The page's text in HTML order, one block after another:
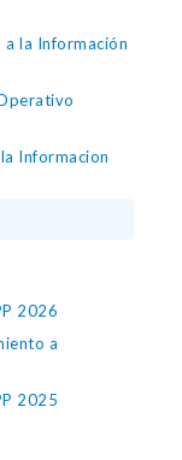
a la Información
Informacion
2026
a
2025